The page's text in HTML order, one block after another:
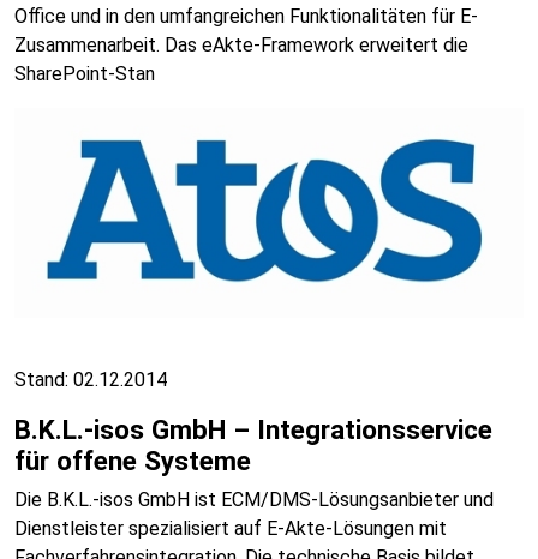
Office und in den umfangreichen Funktionalitäten für E-
Zusammenarbeit. Das eAkte-Framework erweitert die
SharePoint-Stan
Stand: 02.12.2014
B.K.L.-isos GmbH – Integrationsservice
für offene Systeme
Die B.K.L.-isos GmbH ist ECM/DMS-Lösungsanbieter und
Dienstleister spezialisiert auf E-Akte-Lösungen mit